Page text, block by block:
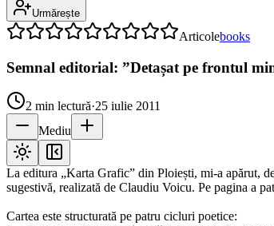
Urmărește
Articolebooks
Semnal editorial: ”Detașat pe frontul
2 min lectură·25 iulie 2011
Mediu
La editura „Karta Grafic” din Ploiești, mi-a apărut,
sugestivă, realizată de Claudiu Voicu. Pe pagina a
Cartea este structurată pe patru cicluri poetice: